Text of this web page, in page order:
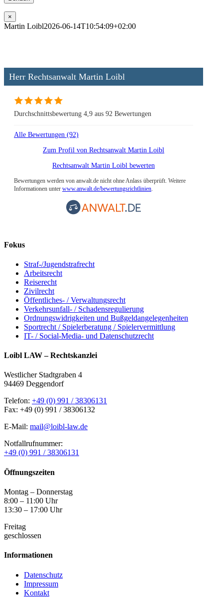
×
Martin Loibl2026-06-14T10:54:09+02:00
Herr Rechtsanwalt Martin Loibl
Durchschnittsbewertung 4,9 aus 92 Bewertungen
Alle Bewertungen (92)
Zum Profil von Rechtsanwalt Martin Loibl
Rechtsanwalt Martin Loibl bewerten
Bewertungen werden von anwalt.de nicht ohne Anlass überprüft. Weitere
Informationen unter www.anwalt.de/bewertungsrichtlinien.
Fokus
Straf-/Jugendstrafrecht
Arbeitsrecht
Reiserecht
Zivilrecht
Öffentliches- / Verwaltungsrecht
Verkehrsunfall- / Schadensregulierung
Ordnungswidrigkeiten und Bußgeldangelegenheiten
Sportrecht / Spielerberatung / Spielervermittlung
IT- / Social-Media- und Datenschutzrecht
Loibl LAW – Rechtskanzlei
Westlicher Stadtgraben 4
94469 Deggendorf
Telefon: +49 (0) 991 / 38306131
Fax: +49 (0) 991 / 38306132
E-Mail: mail@loibl-law.de
Notfallrufnummer:
+49 (0) 991 / 38306131
Öffnungszeiten
Montag – Donnerstag
8:00 – 11:00 Uhr
13:30 – 17:00 Uhr
Freitag
geschlossen
Informationen
Datenschutz
Impressum
Kontakt